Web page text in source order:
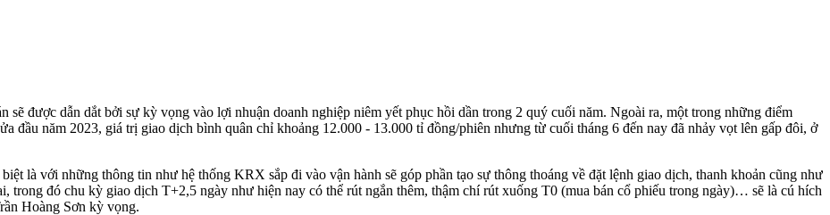
được dẫn dắt bởi sự kỳ vọng vào lợi nhuận doanh nghiệp niêm yết phục hồi dần trong 2 quý cuối năm. Ngoài ra, một trong những điểm
đầu năm 2023, giá trị giao dịch bình quân chỉ khoảng 12.000 - 13.000 tỉ đồng/phiên nhưng từ cuối tháng 6 đến nay đã nhảy vọt lên gấp đôi, ở
là với những thông tin như hệ thống KRX sắp đi vào vận hành sẽ góp phần tạo sự thông thoáng về đặt lệnh giao dịch, thanh khoản cũng như
trong đó chu kỳ giao dịch T+2,5 ngày như hiện nay có thể rút ngắn thêm, thậm chí rút xuống T0 (mua bán cổ phiếu trong ngày)… sẽ là cú hích
Hoàng Sơn kỳ vọng.